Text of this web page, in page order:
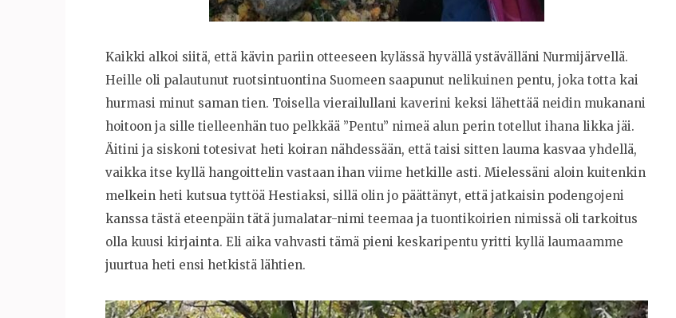
Kaikki alkoi siitä, että kävin pariin otteeseen kylässä hyvällä ystävälläni Nurmijärvellä.
Heille oli palautunut ruotsintuontina Suomeen saapunut nelikuinen pentu, joka totta kai
hurmasi minut saman tien. Toisella vierailullani kaverini keksi lähettää neidin mukanani
hoitoon ja sille tielleenhän tuo pelkkää ”Pentu” nimeä alun perin totellut ihana likka jäi.
Äitini ja siskoni totesivat heti koiran nähdessään, että taisi sitten lauma kasvaa yhdellä,
vaikka itse kyllä hangoittelin vastaan ihan viime hetkille asti. Mielessäni aloin kuitenkin
melkein heti kutsua tyttöä Hestiaksi, sillä olin jo päättänyt, että jatkaisin podengojeni
kanssa tästä eteenpäin tätä jumalatar-nimi teemaa ja tuontikoirien nimissä oli tarkoitus
olla kuusi kirjainta. Eli aika vahvasti tämä pieni keskaripentu yritti kyllä laumaamme
juurtua heti ensi hetkistä lähtien.